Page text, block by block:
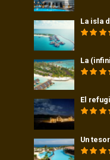
La isla
La
El
Un